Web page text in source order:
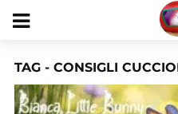
TAG - CONSIGLI